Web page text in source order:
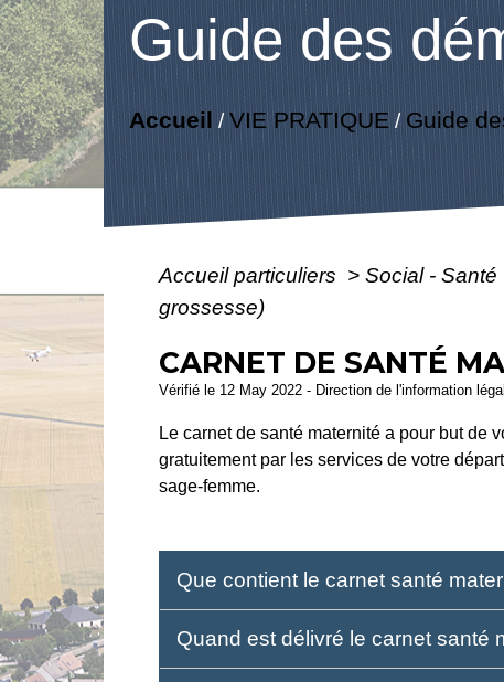
Guide des
Accueil /VIE PRATIQUE/ Guide
Accueil particuliers > Social - Santé
grossesse)
CARNET DE SANTÉ
Vérifié le 12 May 2022 - Direction de l'information
Le carnet de santé maternité a pour but de
gratuitement par les services de votre
sage-femme.
Que contient le carnet santé
Quand est délivré le carnet santé